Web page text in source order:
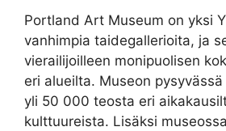
Portland Art Museum on yksi
vanhimpia taidegallerioita, ja
vierailijoilleen monipuolisen
eri alueilta. Museon
yli 50 000 teosta eri
kulttuureista. Lisäksi